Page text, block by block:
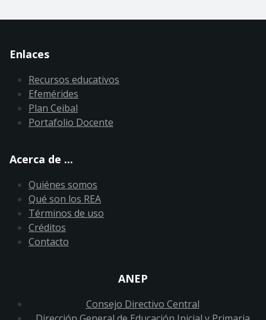
Enlaces
Recursos educativos
Efemérides
Plan Ceibal
Portafolio Docente
Acerca de ...
Quiénes somos
Qué son los REA
Términos de uso
Créditos
Contacto
ANEP
Consejo Directivo Central